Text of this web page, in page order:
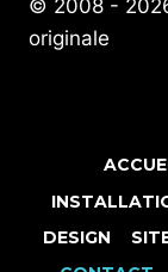
© 2008 -
originale
DESIGN